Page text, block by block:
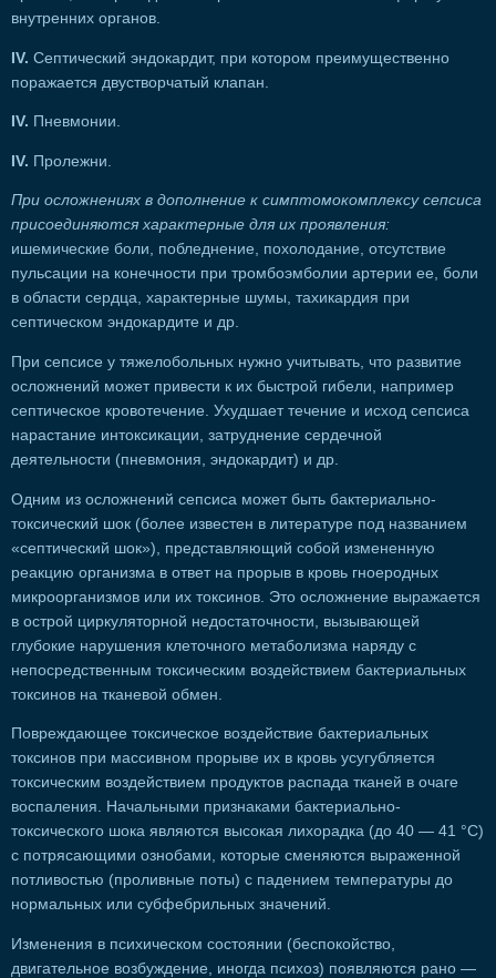
внутренних органов.
IV. Септический эндокардит, при котором преимущественно
поражается двустворчатый клапан.
IV. Пневмонии.
IV. Пролежни.
При осложнениях в дополнение к симптомокомплексу сепсиса
присоединяются характерные для их проявления:
ишемические боли, побледнение, похолодание, отсутствие
пульсации на конечности при тромбоэмболии артерии ее, боли
в области сердца, характерные шумы, тахикардия при
септическом эндокардите и др.
При сепсисе у тяжелобольных нужно учитывать, что развитие
осложнений может привести к их быстрой гибели, например
септическое кровотечение. Ухудшает течение и исход сепсиса
нарастание интоксикации, затруднение сердечной
деятельности (пневмония, эндокардит) и др.
Одним из осложнений сепсиса может быть бактериально-
токсический шок (более известен в литературе под названием
«септический шок»), представляющий собой измененную
реакцию организма в ответ на прорыв в кровь гноеродных
микроорганизмов или их токсинов. Это осложнение выражается
в острой циркуляторной недостаточности, вызывающей
глубокие нарушения клеточного метаболизма наряду с
непосредственным токсическим воздействием бактериальных
токсинов на тканевой обмен.
Повреждающее токсическое воздействие бактериальных
токсинов при массивном прорыве их в кровь усугубляется
токсическим воздействием продуктов распада тканей в очаге
воспаления. Начальными признаками бактериально-
токсического шока являются высокая лихорадка (до 40 — 41 °С)
с потрясающими ознобами, которые сменяются выраженной
потливостью (проливные поты) с падением температуры до
нормальных или субфебрильных значений.
Изменения в психическом состоянии (беспокойство,
двигательное возбуждение, иногда психоз) появляются рано —